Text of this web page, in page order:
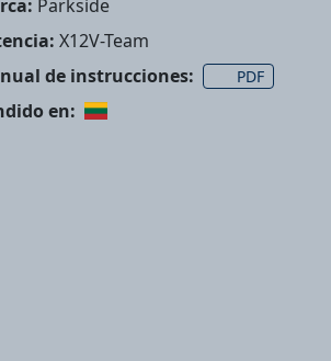
Parkside
X12V-Team
de instrucciones:
PDF
en: